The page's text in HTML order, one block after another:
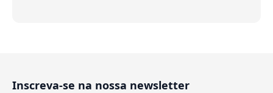
Inscreva-se na nossa newsletter